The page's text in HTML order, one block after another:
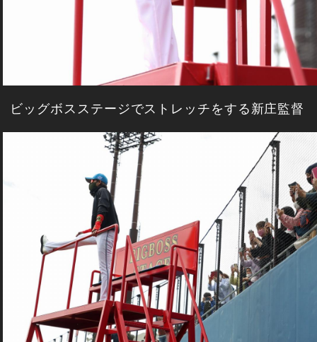
ビッグボスステージでストレッチをする新庄監督